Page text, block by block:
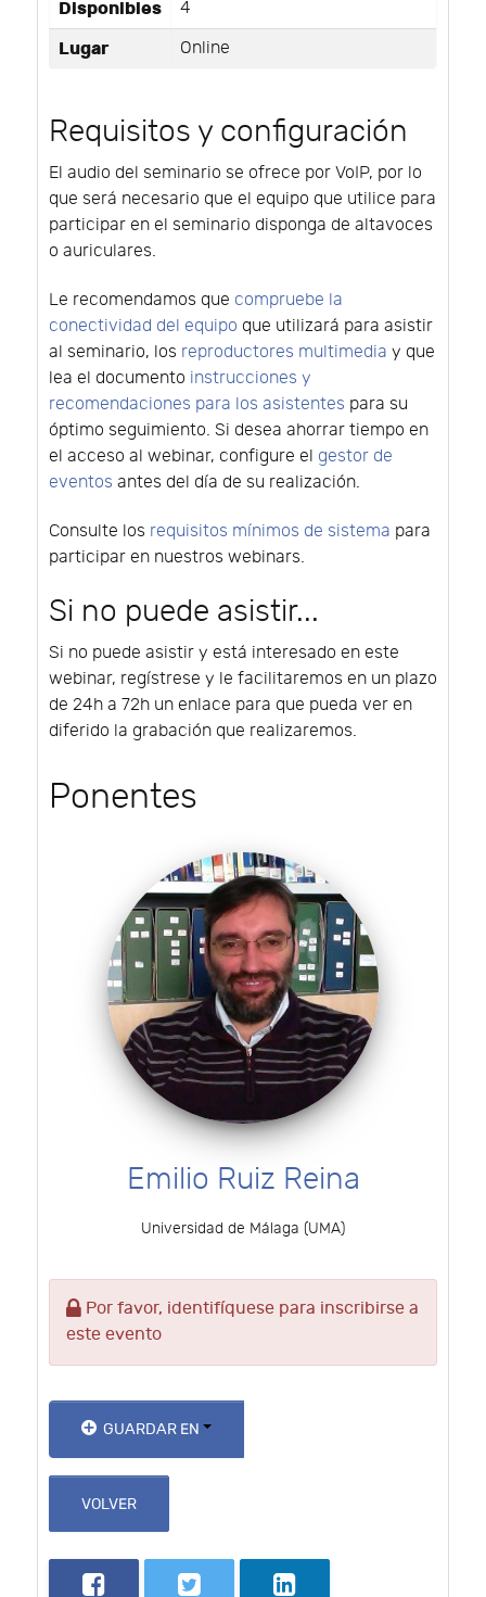
Disponibles 4
Lugar Online
Requisitos y configuración
El audio del seminario se ofrece por VoIP, por lo
que será necesario que el equipo que utilice para
participar en el seminario disponga de altavoces
o auriculares.
Le recomendamos que compruebe la
conectividad del equipo que utilizará para asistir
al seminario, los reproductores multimedia y que
lea el documento instrucciones y
recomendaciones para los asistentes para su
óptimo seguimiento. Si desea ahorrar tiempo en
el acceso al webinar, configure el gestor de
eventos antes del día de su realización.
Consulte los requisitos mínimos de sistema para
participar en nuestros webinars.
Si no puede asistir...
Si no puede asistir y está interesado en este
webinar, regístrese y le facilitaremos en un plazo
de 24h a 72h un enlace para que pueda ver en
diferido la grabación que realizaremos.
Ponentes
Emilio Ruiz Reina
Universidad de Málaga (UMA)
Por favor, identifíquese para inscribirse a
este evento
GUARDAR EN
VOLVER